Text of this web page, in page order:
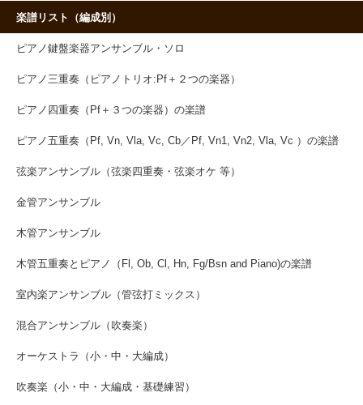
楽譜リスト（編成別）
ピアノ鍵盤楽器アンサンブル・ソロ
ピアノ三重奏（ピアノトリオ:Pf＋２つの楽器）
ピアノ四重奏（Pf＋３つの楽器）の楽譜
ピアノ五重奏（Pf, Vn, Vla, Vc, Cb／Pf, Vn1, Vn2, Vla, Vc ）の楽譜
弦楽アンサンブル（弦楽四重奏・弦楽オケ 等）
金管アンサンブル
木管アンサンブル
木管五重奏とピアノ（Fl, Ob, Cl, Hn, Fg/Bsn and Piano)の楽譜
室内楽アンサンブル（管弦打ミックス）
混合アンサンブル（吹奏楽）
オーケストラ（小・中・大編成）
吹奏楽（小・中・大編成・基礎練習）